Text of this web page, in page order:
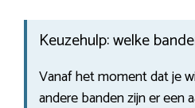
Keuzehulp: welke
Vanaf het moment dat je
andere banden zijn er een